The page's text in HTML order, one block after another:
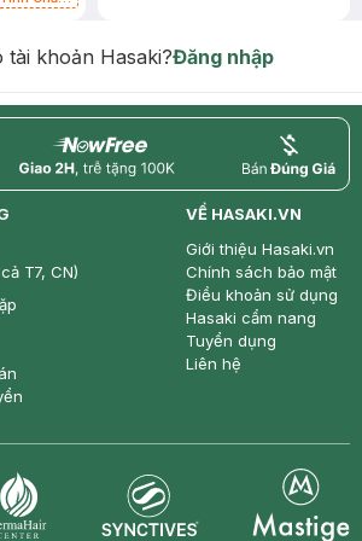
tài khoản Hasaki?Đăng nhập
nowfree price
T7, CN)
VỀ HASAKI.VN
Giới thiệu Hasaki.vn
Chính sách bảo mật
Điều khoản sử dụng
Hasaki cẩm nang
Tuyển dụng
Liên hệ